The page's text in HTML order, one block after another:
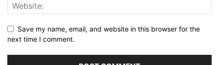
Save my name, email, and website in this browser for the
next time I comment.